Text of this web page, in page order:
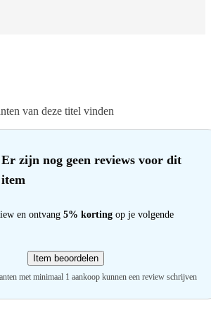
van deze titel vinden
Er zijn nog geen reviews voor dit
item
en ontvang 5% korting op je volgende
Item beoordelen
met minimaal 1 aankoop kunnen een review schrijven